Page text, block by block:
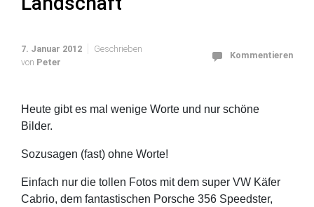
7. Januar 2012
Geschrieben
von Peter
Kommentieren
Heute gibt es mal wenige Worte und nur schöne
Bilder.
Sozusagen (fast) ohne Worte!
Einfach nur die tollen Fotos mit dem super VW Käfer
Cabrio, dem fantastischen Porsche 356 Speedster,